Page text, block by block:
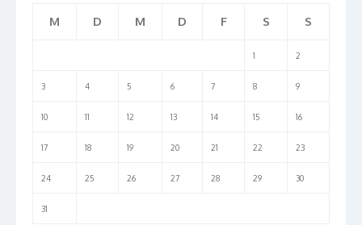
M D M D F S S
1 2
3 4 5 6 7 8 9
10 11 12 13 14 15 16
17 18 19 20 21 22 23
24 25 26 27 28 29 30
31